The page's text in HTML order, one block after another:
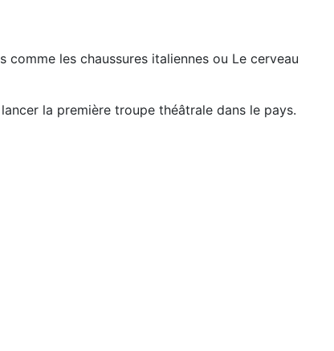
les chaussures italiennes ou Le cerveau
la première troupe théâtrale dans le pays.